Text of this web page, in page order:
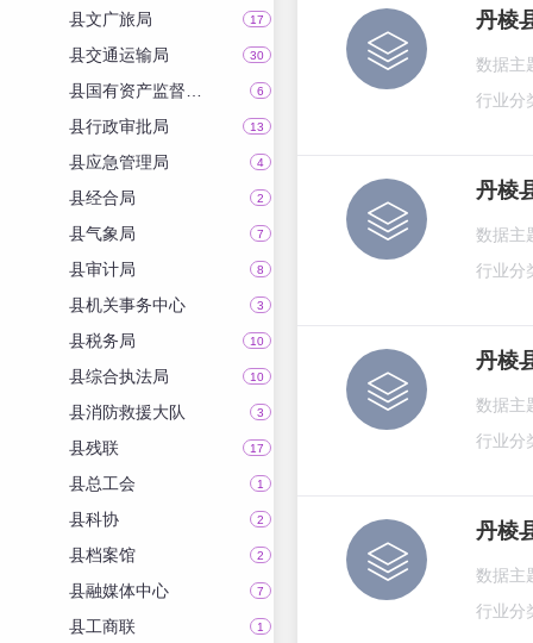
县文广旅局 17
县交通运输局 30
6
县行政审批局 13
县应急管理局 4
县经合局 2
县气象局 7
县审计局 8
县机关事务中心 3
县税务局 10
县综合执法局 10
县消防救援大队 3
县残联 17
县总工会 1
县科协 2
县档案馆 2
县融媒体中心 7
县工商联 1
丹棱
数据主
行业分
丹棱
数据主
行业分
丹棱
数据主
行业分
丹棱
数据主
行业分